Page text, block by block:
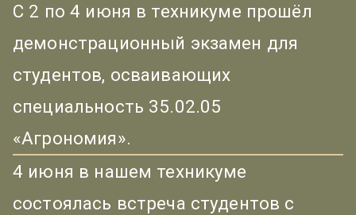
С 2 по 4 июня в техникуме прошёл
демонстрационный экзамен для
студентов, осваивающих
специальность 35.02.05
«Агрономия».
4 июня в нашем техникуме
состоялась встреча студентов с